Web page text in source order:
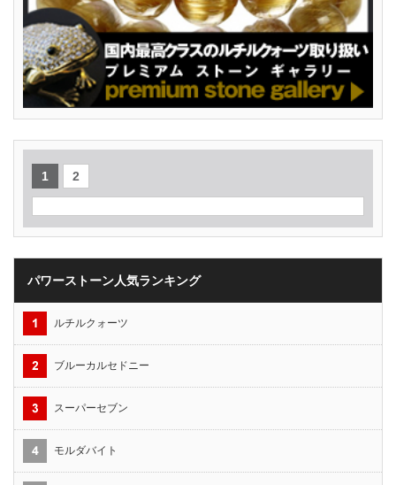
1 2
パワーストーン人気ランキング
ルチルクォーツ
ブルーカルセドニー
スーパーセブン
モルダバイト